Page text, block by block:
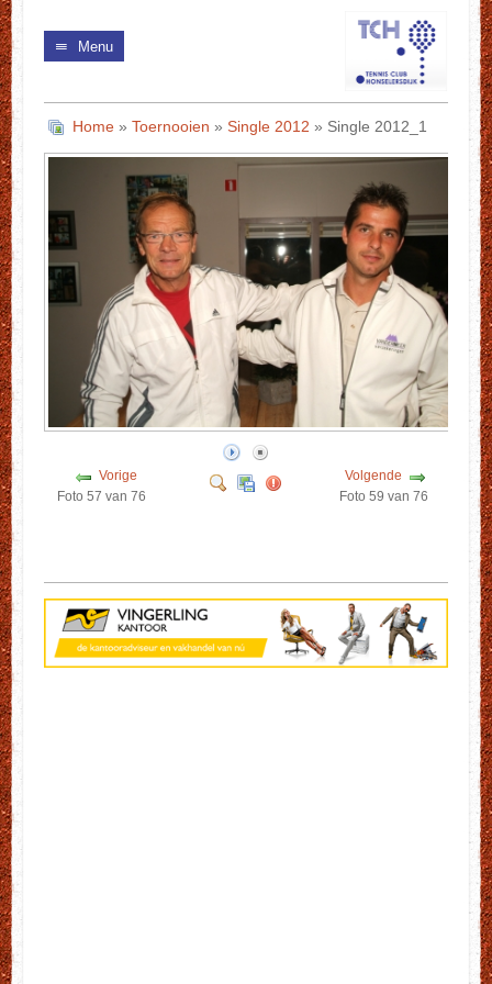
Menu
Home» Toernooien » Single 2012 » Single 2012_1
Vorige
Foto 57 van 76
Volgende
Foto 59 van 76